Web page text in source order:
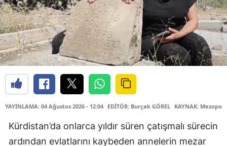
YAYINLAMA: 04 Ağustos 2026 - 12:04 EDİTÖR: Burçak GÖREL KAYNAK:
Kürdistan’da onlarca yıldır süren çatışmalı sürecin
ardından evlatlarını kaybeden annelerin mezar